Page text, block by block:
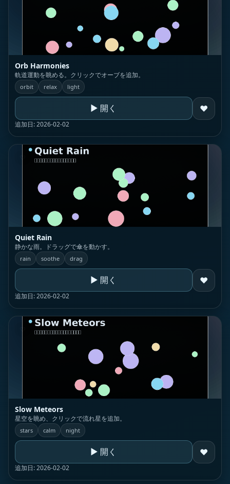
Orb Harmonies
軌道運動を眺める。クリックでオーブを追加。
orbit relax light
▶ 開く ♥
追加日: 2026-02-02
Quiet Rain
静かな雨。ドラッグで傘を動かす。
rain soothe drag
▶ 開く ♥
追加日: 2026-02-02
Slow Meteors
星空を眺め、クリックで流れ星を追加。
stars calm night
▶ 開く ♥
追加日: 2026-02-02